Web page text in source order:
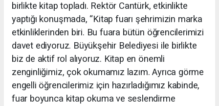
birlikte kitap topladı. Rektör Cantürk, etkinlikte
yaptığı konuşmada, “Kitap fuarı şehrimizin marka
etkinliklerinden biri. Bu fuara bütün öğrencilerimizi
davet ediyoruz. Büyükşehir Belediyesi ile birlikte
biz de aktif rol alıyoruz. Kitap en önemli
zenginliğimiz, çok okumamız lazım. Ayrıca görme
engelli öğrencilerimiz için hazırladığımız kabinde,
fuar boyunca kitap okuma ve seslendirme